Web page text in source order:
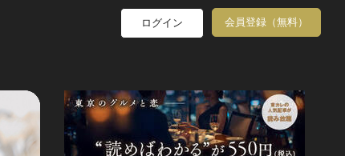
ログイン 会員登録（無料）